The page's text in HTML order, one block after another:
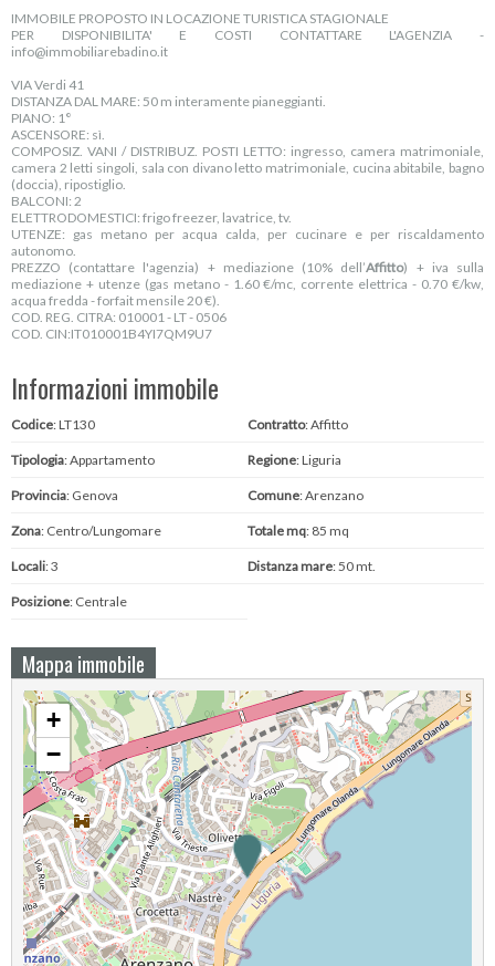
IMMOBILE PROPOSTO IN LOCAZIONE TURISTICA STAGIONALE
PER DISPONIBILITA' E COSTI CONTATTARE L'AGENZIA -
info@immobiliarebadino.it
VIA Verdi 41
DISTANZA DAL MARE: 50 m interamente pianeggianti.
PIANO: 1°
ASCENSORE: sì.
COMPOSIZ. VANI / DISTRIBUZ. POSTI LETTO: ingresso, camera matrimoniale,
camera 2 letti singoli, sala con divano letto matrimoniale, cucina abitabile, bagno
(doccia), ripostiglio.
BALCONI: 2
ELETTRODOMESTICI: frigo freezer, lavatrice, tv.
UTENZE: gas metano per acqua calda, per cucinare e per riscaldamento
autonomo.
PREZZO (contattare l'agenzia) + mediazione (10% dell’Affitto) + iva sulla
mediazione + utenze (gas metano - 1.60 €/mc, corrente elettrica - 0.70 €/kw,
acqua fredda - forfait mensile 20 €).
COD. REG. CITRA: 010001 - LT - 0506
COD. CIN:IT010001B4YI7QM9U7
Informazioni immobile
Codice: LT130 Contratto: Affitto
Tipologia: Appartamento Regione: Liguria
Provincia: Genova Comune: Arenzano
Zona: Centro/Lungomare Totale mq: 85 mq
Locali: 3 Distanza mare: 50 mt.
Posizione: Centrale
Mappa immobile
+
−